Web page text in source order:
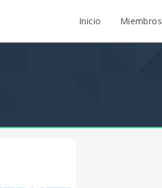
Inicio Miembros